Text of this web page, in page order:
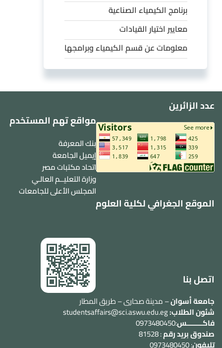
برنامج الكيمياء الصناعية
معايير اختيار القيادات
معلومات عن قسم الكيمياء وبرامجها
عدد الزائرين
مواقع تهم المستخدم
بنك المعرفة
إيميل الجامعة
اتحاد مكتبات مصر
وزارة التعليــم العالـي
المجلس الأعلى للجامعات
الموقع الجغرافي لكلية العلوم
اتصل بنا
جامعة أسوان– مدينة صحارى – طريق المطار
شئون الطلاب:studentsaffairs@sci.aswu.edu.eg
فاكــــــــس:0973480450
صندوق بريد رقم: 81528
تليفون: 0973480450